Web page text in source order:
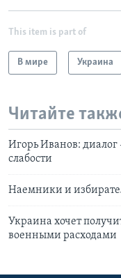
This item is part of
В мире Украина
Читайте
Игорь Иванов: диалог
слабости
Наемники и
Украина хочет
военными расходами